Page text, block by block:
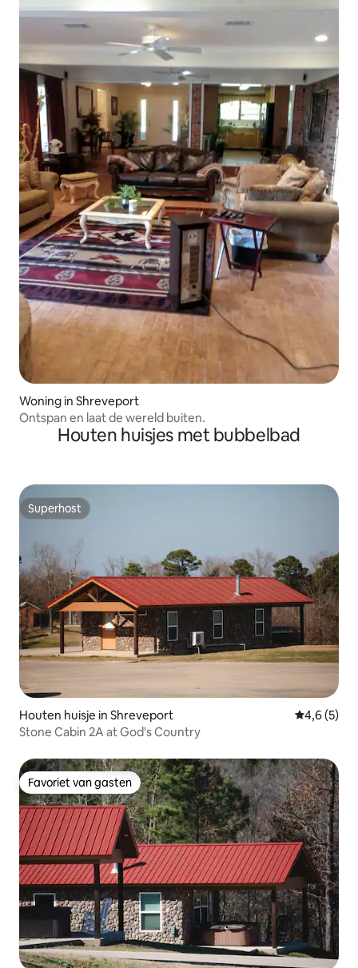
Woning in Shreveport
Ontspan en laat de wereld buiten.
Houten huisjes met bubbelbad
Superhost
Superhost
Houten huisje in Shreveport
4,6 (5)
Stone Cabin 2A at God's Country
Favoriet van gasten
Favoriet van gasten